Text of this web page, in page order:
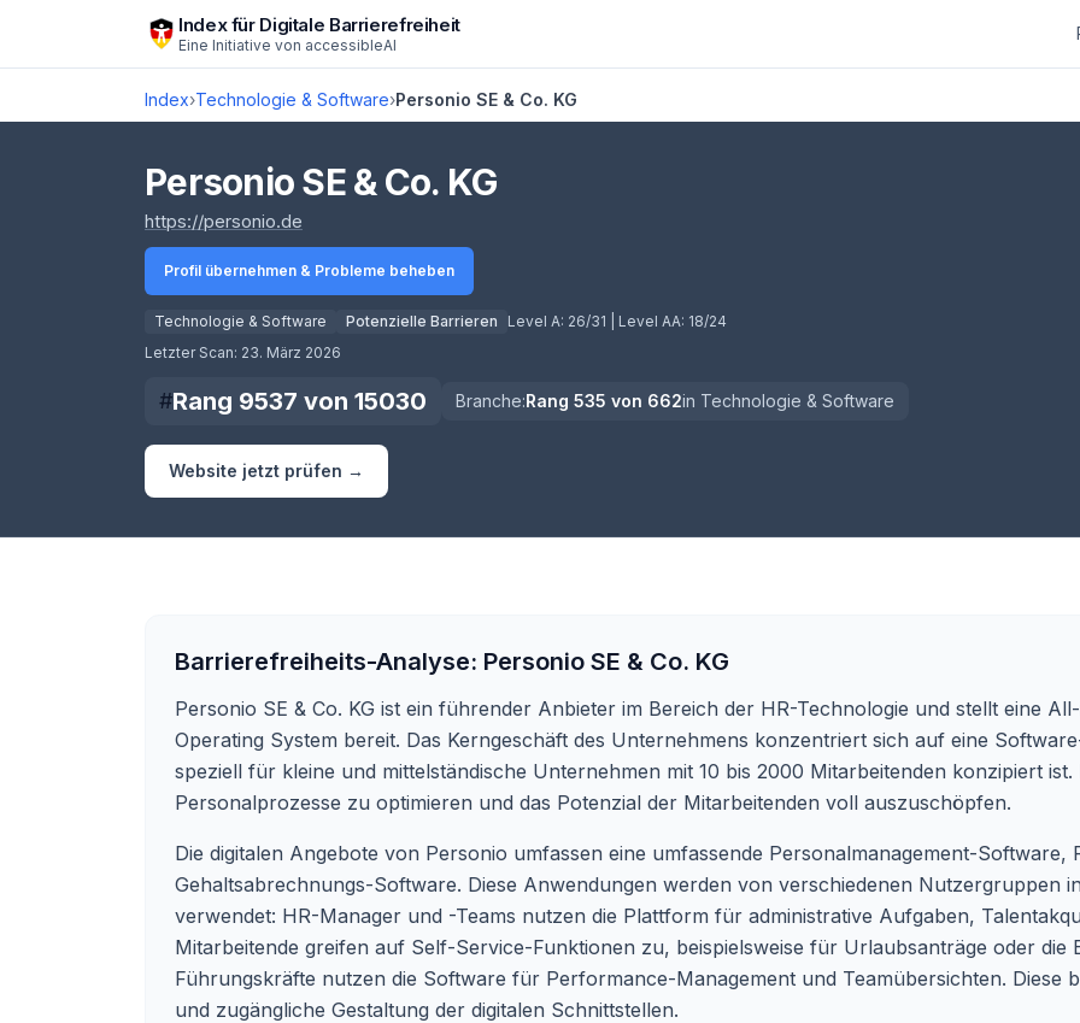
Zum Hauptinhalt springenIndex für Digitale Barrierefreiheit
Eine Initiative von accessibleAI
Index›Technologie & Software›Personio SE & Co. KG
Score lädt
Personio SE & Co. KG
https://personio.de
Profil übernehmen & Probleme beheben
Technologie & Software Potenzielle Barrieren Level A: 26/31 | Level AA: 18/24
Letzter Scan: 23. März 2026
#Rang 9537 von 15030 Branche:Rang 535 von 662in Technologie & Software
Website jetzt prüfen →
Barrierefreiheits-Analyse: Personio SE & Co. KG
Personio SE & Co. KG ist ein führender Anbieter im Bereich der HR-Technologie und stellt eine
Operating System bereit. Das Kerngeschäft des Unternehmens konzentriert sich auf eine
speziell für kleine und mittelständische Unternehmen mit 10 bis 2000 Mitarbeitenden konzipiert
Personalprozesse zu optimieren und das Potenzial der Mitarbeitenden voll auszuschöpfen.
Die digitalen Angebote von Personio umfassen eine umfassende Personalmanagement-Software,
Gehaltsabrechnungs-Software. Diese Anwendungen werden von verschiedenen Nutzergruppen
verwendet: HR-Manager und -Teams nutzen die Plattform für administrative Aufgaben,
Mitarbeitende greifen auf Self-Service-Funktionen zu, beispielsweise für Urlaubsanträge oder die
Führungskräfte nutzen die Software für Performance-Management und Teamübersichten. Diese
und zugängliche Gestaltung der digitalen Schnittstellen.